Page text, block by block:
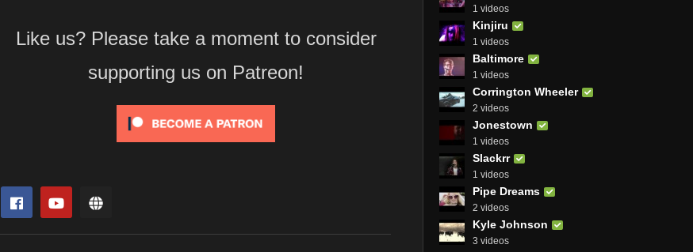
Like us? Please take a moment to consider
supporting us on Patreon!
1 videos
Kinjiru
1 videos
Baltimore
1 videos
Corrington Wheeler
2 videos
Jonestown
1 videos
Slackrr
1 videos
Pipe Dreams
2 videos
Kyle Johnson
3 videos